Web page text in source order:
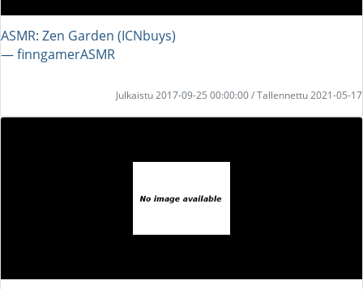
ASMR: Zen Garden (ICNbuys)
― finngamerASMR
Julkaistu 2017-09-25 00:00:00 / Tallennettu 2021-05-17